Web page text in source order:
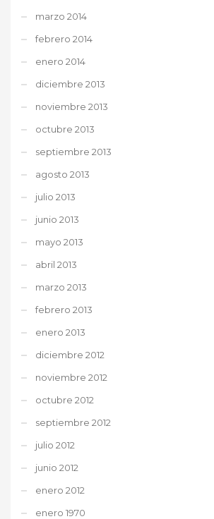
marzo 2014
febrero 2014
enero 2014
diciembre 2013
noviembre 2013
octubre 2013
septiembre 2013
agosto 2013
julio 2013
junio 2013
mayo 2013
abril 2013
marzo 2013
febrero 2013
enero 2013
diciembre 2012
noviembre 2012
octubre 2012
septiembre 2012
julio 2012
junio 2012
enero 2012
enero 1970